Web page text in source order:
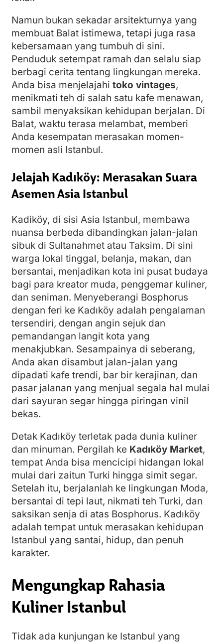
Namun bukan sekadar arsitekturnya yang
membuat Balat istimewa, tetapi juga rasa
kebersamaan yang tumbuh di sini.
Penduduk setempat ramah dan selalu siap
berbagi cerita tentang lingkungan mereka.
Anda bisa menjelajahi toko vintages,
menikmati teh di salah satu kafe menawan,
sambil menyaksikan kehidupan berjalan. Di
Balat, waktu terasa melambat, memberi
Anda kesempatan merasakan momen-
momen asli Istanbul.
Jelajah Kadıköy: Merasakan Suara
Asemen Asia Istanbul
Kadiköy, di sisi Asia Istanbul, membawa
nuansa berbeda dibandingkan jalan-jalan
sibuk di Sultanahmet atau Taksim. Di sini
warga lokal tinggal, belanja, makan, dan
bersantai, menjadikan kota ini pusat budaya
bagi para kreator muda, penggemar kuliner,
dan seniman. Menyeberangi Bosphorus
dengan feri ke Kadıköy adalah pengalaman
tersendiri, dengan angin sejuk dan
pemandangan langit kota yang
menakjubkan. Sesampainya di seberang,
Anda akan disambut jalan-jalan yang
dipadati kafe trendi, bar bir kerajinan, dan
pasar jalanan yang menjual segala hal mulai
dari sayuran segar hingga piringan vinil
bekas.
Detak Kadıköy terletak pada dunia kuliner
dan minuman. Pergilah ke Kadıköy Market,
tempat Anda bisa mencicipi hidangan lokal
mulai dari zaitun Turki hingga simit segar.
Setelah itu, berjalanlah ke lingkungan Moda,
bersantai di tepi laut, nikmati teh Turki, dan
saksikan senja di atas Bosphorus. Kadıköy
adalah tempat untuk merasakan kehidupan
Istanbul yang santai, hidup, dan penuh
karakter.
Mengungkap Rahasia
Kuliner Istanbul
Tidak ada kunjungan ke Istanbul yang